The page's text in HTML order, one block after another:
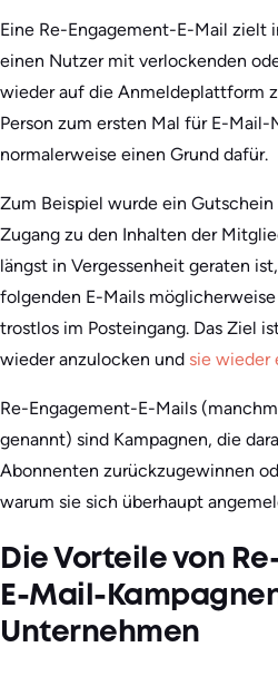
Eine Re-Engagement-E-Mail zielt
einen Nutzer mit verlockenden
wieder auf die Anmeldeplattform
Person zum ersten Mal für E-
normalerweise einen Grund dafür.
Zum Beispiel wurde ein
Zugang zu den Inhalten der
längst in Vergessenheit geraten
folgenden E-Mails
trostlos im Posteingang. Das Ziel
wieder anzulocken und sie wieder
Re-Engagement-E-Mails
genannt) sind Kampagnen, die
Abonnenten zurückzugewinnen
warum sie sich überhaupt
Die Vorteile von
E-Mail-
Unternehmen